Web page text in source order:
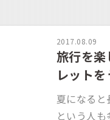
2017.08.09
旅行を
レット
夏になる
という人